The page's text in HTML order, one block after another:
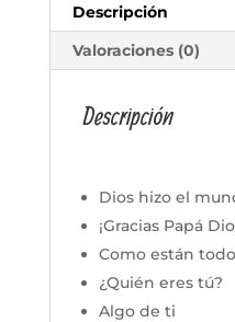
Descripción
Valoraciones (0)
Descripción
Dios hizo el
¡Gracias Papá
Como están
¿Quién eres tú?
Algo de ti